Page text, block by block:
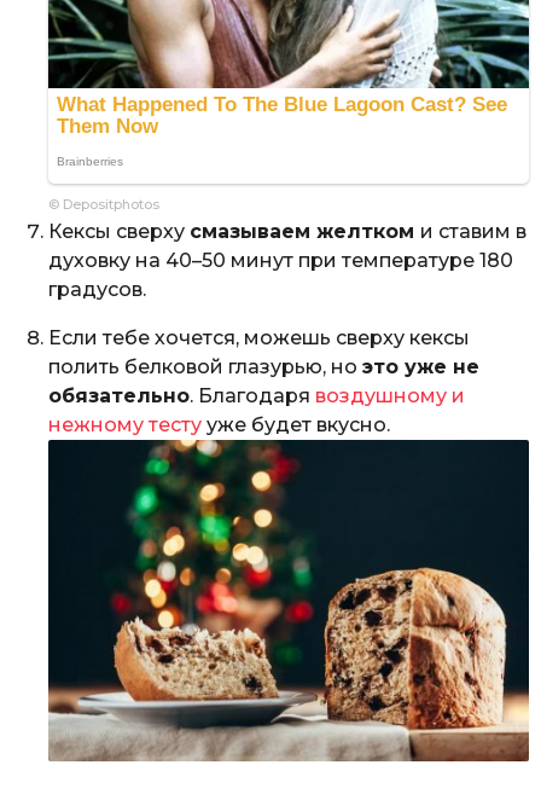
© Depositphotos
Кексы сверху смазываем желтком и ставим в
духовку на 40–50 минут при температуре 180
градусов.
Если тебе хочется, можешь сверху кексы
полить белковой глазурью, но это уже не
обязательно. Благодаря воздушному и
нежному тесту уже будет вкусно.